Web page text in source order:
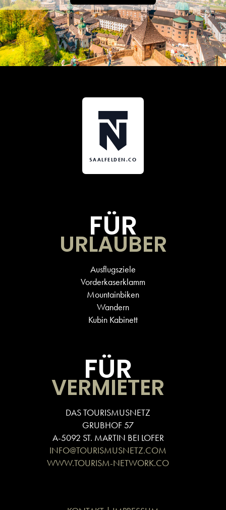
SAALFELDEN.CO
FÜR
URLAUBER
Ausflugsziele
Vorderkaserklamm
Mountainbiken
Wandern
Kubin Kabinett
FÜR
VERMIETER
DAS TOURISMUSNETZ
GRUBHOF 57
A-5092 ST. MARTIN BEI LOFER
INFO@TOURISMUSNETZ.COM
WWW.TOURISM-NETWORK.CO